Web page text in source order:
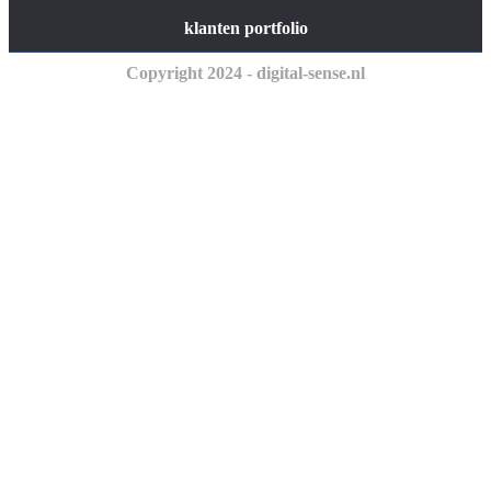
klanten portfolio
Copyright 2024 - digital-sense.nl